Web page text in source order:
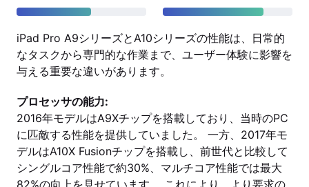
iPad Pro A9シリーズとA10シリーズの性能は、日常的
なタスクから専門的な作業まで、ユーザー体験に影響を
与える重要な違いがあります。
プロセッサの能力:
2016年モデルはA9Xチップを搭載しており、当時のPC
に匹敵する性能を提供していました。 一方、2017年モ
デルはA10X Fusionチップを搭載し、前世代と比較して
シングルコア性能で約30%、マルチコア性能では最大
82%の向上を見せています。 これにより、より要求の